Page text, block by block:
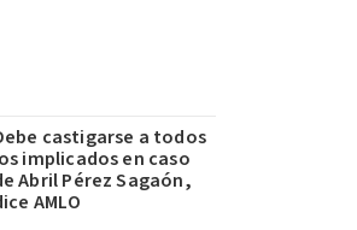
castigarse a todos
implicados en caso
Abril Pérez Sagaón,
AMLO